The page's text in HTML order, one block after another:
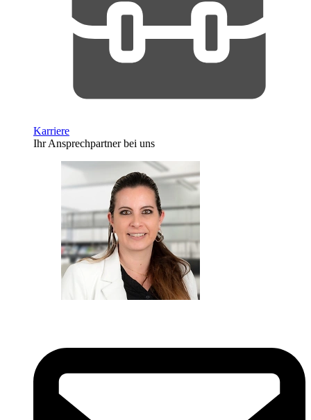
Karriere
Ihr Ansprechpartner bei uns